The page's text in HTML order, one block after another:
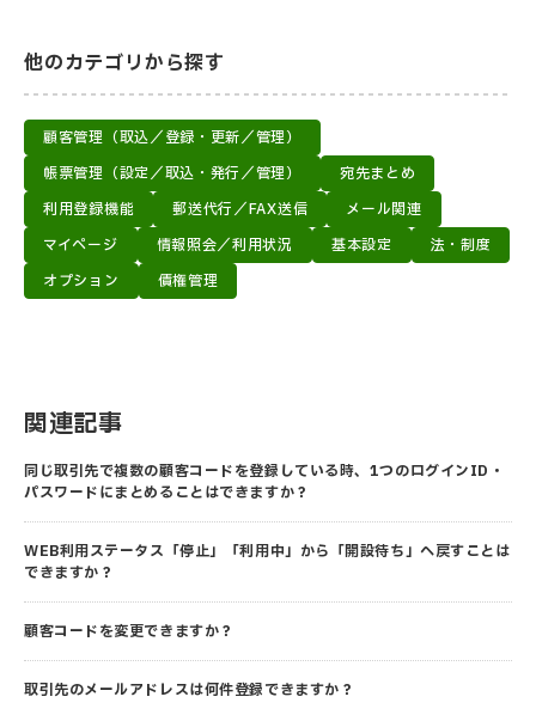
他のカテゴリから探す
顧客管理（取込／登録・更新／管理）
帳票管理（設定／取込・発行／管理）
宛先まとめ
利用登録機能
郵送代行／FAX送信
メール関連
マイページ
情報照会／利用状況 基本設定
法・制度
オプション
債権管理
関連記事
同じ取引先で複数の顧客コードを登録している時、1つのログインID・
パスワードにまとめることはできますか？
WEB利用ステータス「停止」「利用中」から「開設待ち」へ戻すことは
できますか？
顧客コードを変更できますか？
取引先のメールアドレスは何件登録できますか？